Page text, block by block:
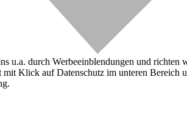
u.a. durch Werbeeinblendungen und
Klick auf Datenschutz im unteren Bereich